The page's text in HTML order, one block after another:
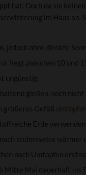
hat. Doch da sie keinen
im Haus an.
jedoch ohne direkte
liegt zwischen 10 und
ungünstig
gießen, noch nicht
größeres Gefäß umtopfen
Erde verwenden
stufenweise wärmer
nach Umtopfen
Mitte Mai dauerhaft ins